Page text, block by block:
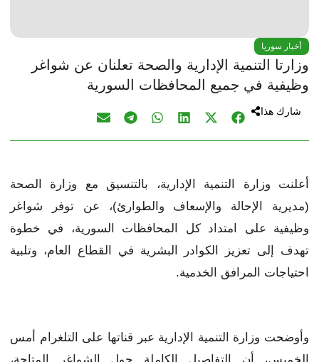
أخبار سوريا
وزارتا التنمية الإدارية والصحة تعلنان عن شواغر
وظيفية في جميع المحافظات السورية
شارك هذا
أعلنت وزارة التنمية الإدارية، بالتنسيق مع وزارة الصحة
(مديرية الإحالة والإسعاف والطوارئ)، عن توفر شواغر
وظيفية على امتداد كل المحافظات السورية، في خطوة
تهدف إلى تعزيز الكوادر البشرية في القطاع العام، وتلبية
احتياجات المرافق الخدمية.
وأوضحت وزارة التنمية الإدارية عبر قناتها على التلغرام أمس